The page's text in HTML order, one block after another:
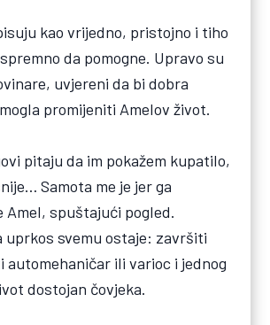
kao vrijedno, pristojno i tiho
da pomogne. Upravo su
uvjereni da bi dobra
promijeniti Amelov život.
pitaju da im pokažem kupatilo,
Samota me je jer ga
Amel, spuštajući pogled.
uprkos svemu ostaje: završiti
automehaničar ili varioc i jednog
dostojan čovjeka.